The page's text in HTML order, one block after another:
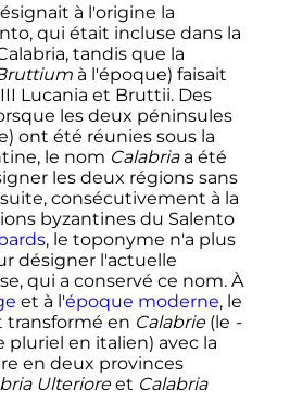
à l'origine la
qui était incluse dans la
tandis que la
à l'époque) faisait
Lucania et Bruttii. Des
les deux péninsules
ont été réunies sous la
le nom Calabriaa été
les deux régions sans
suite, consécutivement à la
byzantines du Salento
, le toponyme n'a plus
désigner l'actuelle
qui a conservé ce nom. À
et à l'époque moderne, le
transformé en Calabrie(le -
en italien) avec la
en deux provinces
Ulterioreet Calabria